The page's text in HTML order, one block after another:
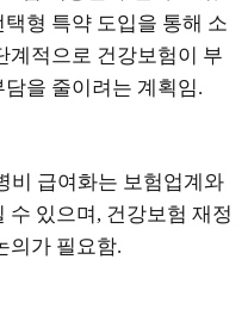
형 특약 도입을 통해 소
계적으로 건강보험이 부
을 줄이려는 계획임.
비 급여화는 보험업계와
수 있으며, 건강보험 재정
의가 필요함.